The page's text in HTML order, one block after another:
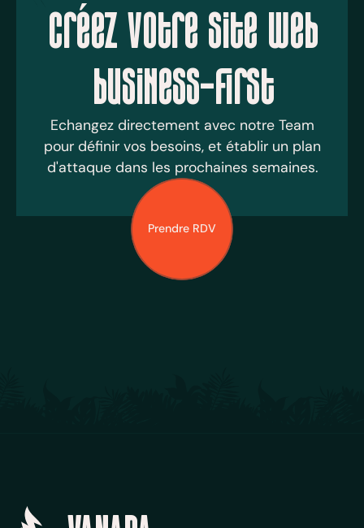
Créez votre site web
business-first
Echangez directement avec notre Team
pour définir vos besoins, et établir un plan
d'attaque dans les prochaines semaines.
Prendre RDV